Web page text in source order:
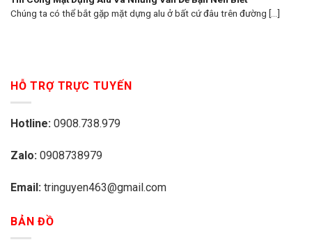
Chúng ta có thể bắt gặp mặt dựng alu ở bất cứ đâu trên đường [...]
HỖ TRỢ TRỰC TUYẾN
Hotline: 0908.738.979
Zalo: 0908738979
Email: tringuyen463@gmail.com
BẢN ĐỒ